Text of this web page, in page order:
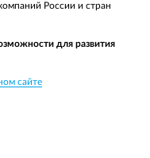
России и стран
для развития
сайте
данных и ознакомлен с